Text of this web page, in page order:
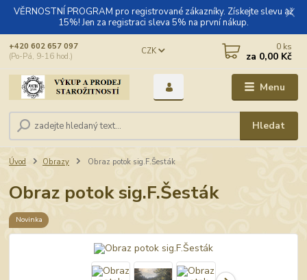
VĚRNOSTNÍ PROGRAM pro registrované zákazníky. Získejte slevu až
15%! Jen za registraci sleva 5% na první nákup.
Menu
CZK
Hledat
+420 602 657 097
(Po-Pá, 9-16 hod.)
0 ks
za 0,00 Kč
Úvod Obrazy Obraz potok sig.F.Šesták
Obraz potok sig.F.Šesták
Novinka